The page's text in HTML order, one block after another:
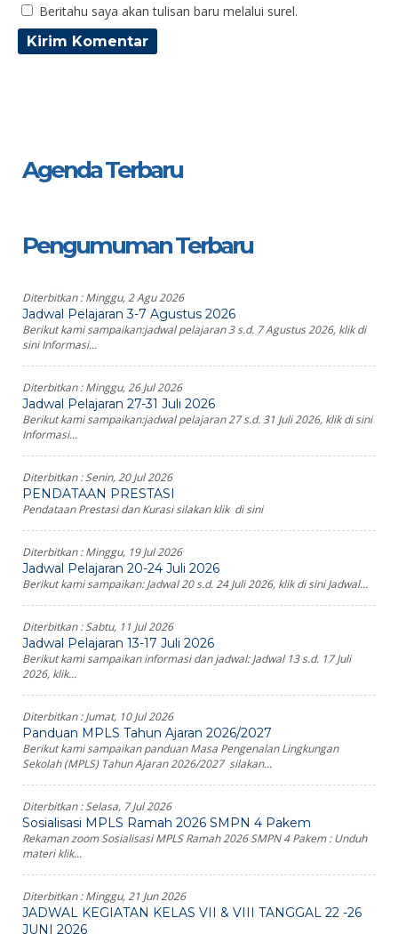
Beritahu saya akan tulisan baru melalui surel.
Agenda Terbaru
Pengumuman Terbaru
Diterbitkan :Minggu, 2 Agu 2026
Jadwal Pelajaran 3-7 Agustus 2026
Berikut kami sampaikan:jadwal pelajaran 3 s.d. 7 Agustus 2026, klik di
sini Informasi...
Diterbitkan :Minggu, 26 Jul 2026
Jadwal Pelajaran 27-31 Juli 2026
Berikut kami sampaikan:jadwal pelajaran 27 s.d. 31 Juli 2026, klik di sini
Informasi...
Diterbitkan :Senin, 20 Jul 2026
PENDATAAN PRESTASI
Pendataan Prestasi dan Kurasi silakan klik di sini
Diterbitkan :Minggu, 19 Jul 2026
Jadwal Pelajaran 20-24 Juli 2026
Berikut kami sampaikan: Jadwal 20 s.d. 24 Juli 2026, klik di sini Jadwal...
Diterbitkan :Sabtu, 11 Jul 2026
Jadwal Pelajaran 13-17 Juli 2026
Berikut kami sampaikan informasi dan jadwal: Jadwal 13 s.d. 17 Juli
2026, klik...
Diterbitkan :Jumat, 10 Jul 2026
Panduan MPLS Tahun Ajaran 2026/2027
Berikut kami sampaikan panduan Masa Pengenalan Lingkungan
Sekolah (MPLS) Tahun Ajaran 2026/2027 silakan...
Diterbitkan :Selasa, 7 Jul 2026
Sosialisasi MPLS Ramah 2026 SMPN 4 Pakem
Rekaman zoom Sosialisasi MPLS Ramah 2026 SMPN 4 Pakem : Unduh
materi klik...
Diterbitkan :Minggu, 21 Jun 2026
JADWAL KEGIATAN KELAS VII & VIII TANGGAL 22 -26
JUNI 2026